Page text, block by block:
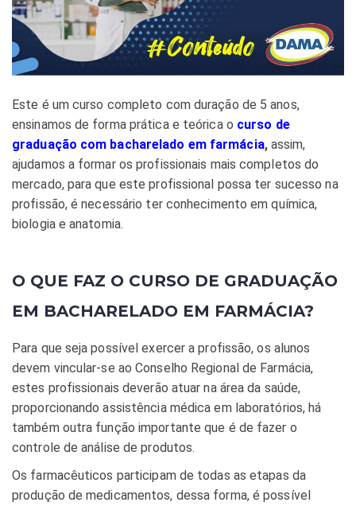
Este é um curso completo com duração de 5 anos,
ensinamos de forma prática e teórica o curso de
graduação com bacharelado em farmácia, assim,
ajudamos a formar os profissionais mais completos do
mercado, para que este profissional possa ter sucesso na
profissão, é necessário ter conhecimento em química,
biologia e anatomia.
O QUE FAZ O CURSO DE GRADUAÇÃO
EM BACHARELADO EM FARMÁCIA?
Para que seja possível exercer a profissão, os alunos
devem vincular-se ao Conselho Regional de Farmácia,
estes profissionais deverão atuar na área da saúde,
proporcionando assistência médica em laboratórios, há
também outra função importante que é de fazer o
controle de análise de produtos.
Os farmacêuticos participam de todas as etapas da
produção de medicamentos, dessa forma, é possível